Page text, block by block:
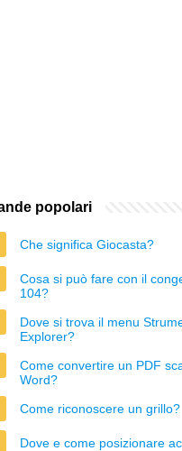
popolari
Che significa Giocasta?
Cosa si può fare con il
104?
Dove si trova il menu
Explorer?
Come convertire un PDF
Word?
Come riconoscere un grillo?
Dove e come posizionare